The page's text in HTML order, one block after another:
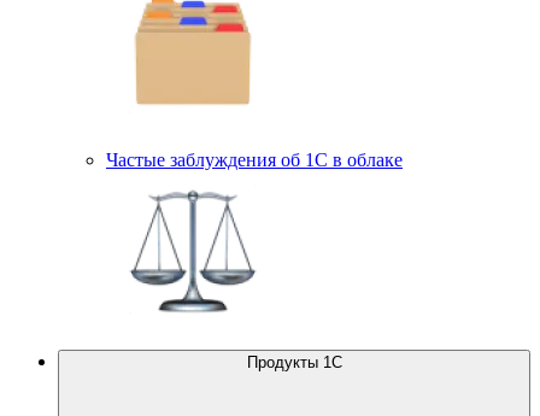
Частые заблуждения об 1С в облаке
Продукты 1С